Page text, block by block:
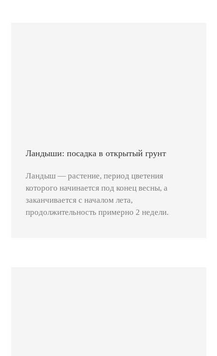
Ландыши: посадка в открытый грунт
Ландыш — растение, период цветения
которого начинается под конец весны, а
заканчивается с началом лета,
продолжительность примерно 2 недели.